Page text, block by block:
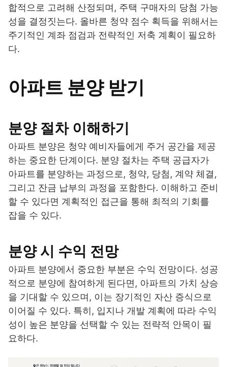
합적으로 고려해 산정되며, 주택 구매자의 당첨 가능
성을 결정짓는다. 올바른 청약 점수 획득을 위해서는
주기적인 계좌 점검과 전략적인 저축 계획이 필요하
다.
아파트 분양 받기
분양 절차 이해하기
아파트 분양은 청약 예비자들에게 주거 공간을 제공
하는 중요한 단계이다. 분양 절차는 주택 공급자가
아파트를 분양하는 과정으로, 청약, 당첨, 계약 체결,
그리고 잔금 납부의 과정을 포함한다. 이해하고 준비
할 수 있다면 계획적인 접근을 통해 최적의 기회를
잡을 수 있다.
분양 시 수익 전망
아파트 분양에서 중요한 부분은 수익 전망이다. 성공
적으로 분양에 참여하게 된다면, 아파트의 가치 상승
을 기대할 수 있으며, 이는 장기적인 자산 증식으로
이어질 수 있다. 특히, 입지나 개발 계획에 따라 수익
성이 높은 분양을 선택할 수 있는 전략적 안목이 필
요하다.